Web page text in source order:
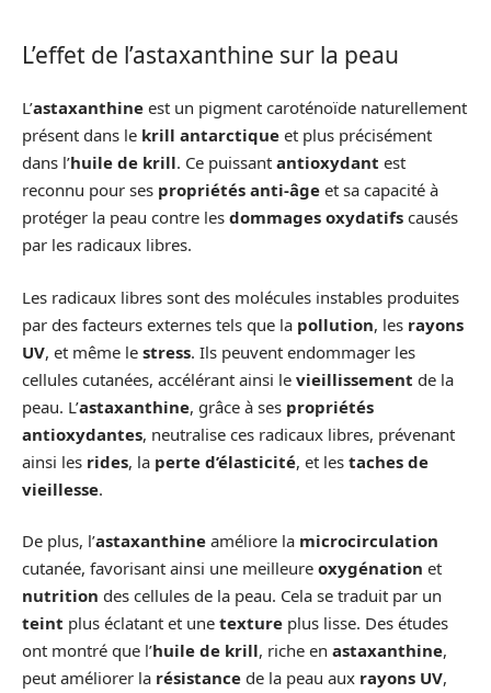
L’effet de l’astaxanthine sur la peau
L’astaxanthine est un pigment caroténoïde naturellement
présent dans le krill antarctique et plus précisément
dans l’huile de krill. Ce puissant antioxydant est
reconnu pour ses propriétés anti-âge et sa capacité à
protéger la peau contre les dommages oxydatifs causés
par les radicaux libres.
Les radicaux libres sont des molécules instables produites
par des facteurs externes tels que la pollution, les rayons
UV, et même le stress. Ils peuvent endommager les
cellules cutanées, accélérant ainsi le vieillissement de la
peau. L’astaxanthine, grâce à ses propriétés
antioxydantes, neutralise ces radicaux libres, prévenant
ainsi les rides, la perte d’élasticité, et les taches de
vieillesse.
De plus, l’astaxanthine améliore la microcirculation
cutanée, favorisant ainsi une meilleure oxygénation et
nutrition des cellules de la peau. Cela se traduit par un
teint plus éclatant et une texture plus lisse. Des études
ont montré que l’huile de krill, riche en astaxanthine,
peut améliorer la résistance de la peau aux rayons UV,